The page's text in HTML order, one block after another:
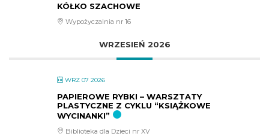
KÓŁKO SZACHOWE
Wypożyczalnia nr 16
WRZESIEŃ 2026
WRZ 07 2026
PAPIEROWE RYBKI – WARSZTATY
PLASTYCZNE Z CYKLU “KSIĄŻKOWE
WYCINANKI”
Biblioteka dla Dzieci nr XV